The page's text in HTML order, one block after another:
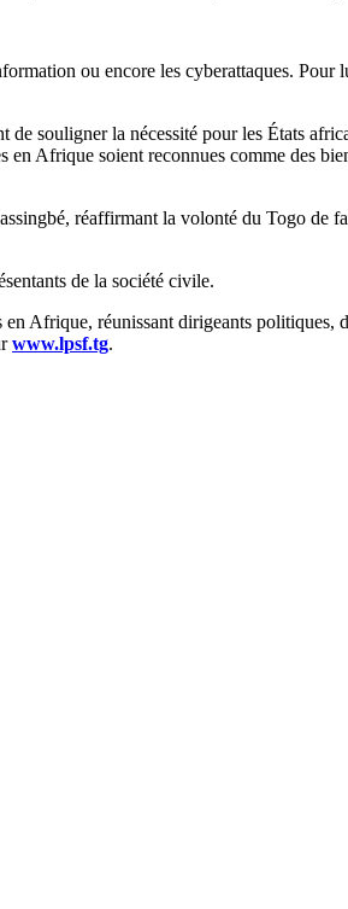
ou encore les cyberattaques. Pour
souligner la nécessité pour les États
en Afrique soient reconnues comme des
réaffirmant la volonté du Togo de
de la société civile.
Afrique, réunissant dirigeants politiques,
www.lpsf.tg.